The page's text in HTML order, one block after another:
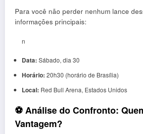
Para você não perder nenhum lance
informações principais:
n
Data: Sábado, dia 30
Horário: 20h30 (horário de Brasília)
Local: Red Bull Arena, Estados Unidos
⚽ Análise do Confronto:
Vantagem?